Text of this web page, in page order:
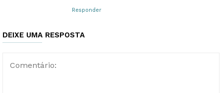
Responder
DEIXE UMA RESPOSTA